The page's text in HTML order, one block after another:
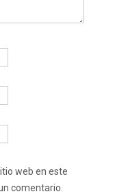
web en este
comentario.